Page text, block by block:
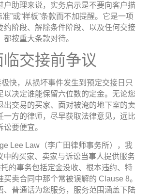
户助理来说，实务启示是不要向客户描
”或“样板”条款而不加提醒。它是一项
约阶段、解除条件阶段、以及任何交接
按重大条款对待。
交接前争议
快，从损坏事件发生到预定交接日只
以决定谁能保留六位数的定金。无论您
出交易的买家、面对被淹的地下室的卖
一方的律师，尽早获取法律意见，远比
要便宜。
Lee Law（李广田律师事务所），我
中的买家、卖家与诉讼当事人提供服务
的事务包括定金没收、根本违约、特
买卖合同中那个常被误解的 Clause 8。
、普通话为您服务，服务范围涵盖下陆